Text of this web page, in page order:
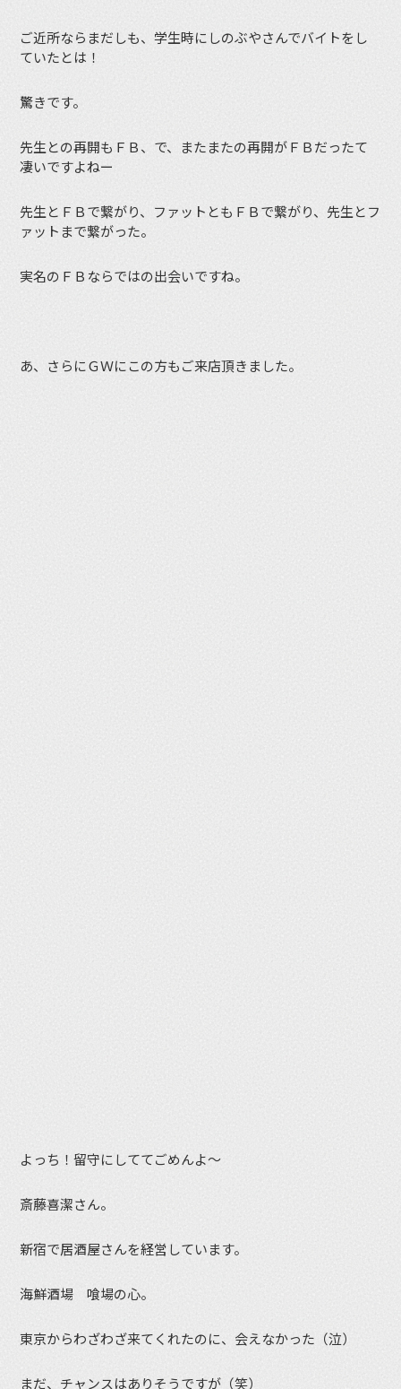
ご近所ならまだしも、学生時にしのぶやさんでバイトをし
ていたとは！
驚きです。
先生との再開もＦＢ、で、またまたの再開がＦＢだったて
凄いですよねー
先生とＦＢで繋がり、ファットともＦＢで繋がり、先生とフ
ァットまで繋がった。
実名のＦＢならではの出会いですね。
あ、さらにＧＷにこの方もご来店頂きました。
よっち！留守にしててごめんよ〜
斎藤喜潔さん。
新宿で居酒屋さんを経営しています。
海鮮酒場 喰場の心。
東京からわざわざ来てくれたのに、会えなかった（泣）
まだ、チャンスはありそうですが（笑）